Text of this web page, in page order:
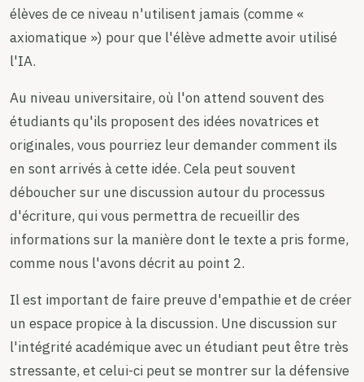
élèves de ce niveau n'utilisent jamais (comme «
axiomatique ») pour que l'élève admette avoir utilisé
l'IA.
Au niveau universitaire, où l'on attend souvent des
étudiants qu'ils proposent des idées novatrices et
originales, vous pourriez leur demander comment ils
en sont arrivés à cette idée. Cela peut souvent
déboucher sur une discussion autour du processus
d'écriture, qui vous permettra de recueillir des
informations sur la manière dont le texte a pris forme,
comme nous l'avons décrit au point 2.
Il est important de faire preuve d'empathie et de créer
un espace propice à la discussion. Une discussion sur
l'intégrité académique avec un étudiant peut être très
stressante, et celui-ci peut se montrer sur la défensive